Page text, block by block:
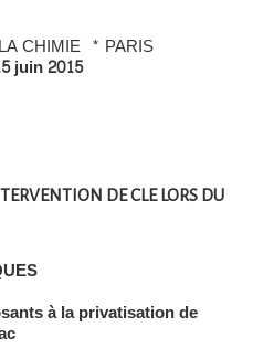
CHIMIE * PARIS
juin 2015
DE CLE LORS DU
à la privatisation de